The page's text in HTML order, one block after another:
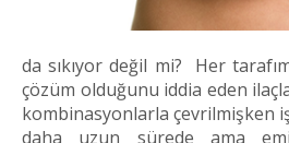
da sıkıyor değil mi? Her
çözüm olduğunu iddia eden
kombinasyonlarla çevrilmişken
daha uzun sürede ama